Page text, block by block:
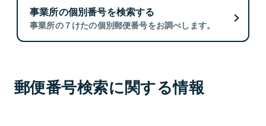
事業所の個別番号を検索する
事業所の７けたの個別郵便番号をお調べします。
郵便番号検索に関する情報